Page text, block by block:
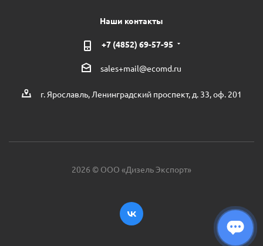
Наши контакты
+7 (4852) 69-57-95
sales+mail@ecomd.ru
г. Ярославль, Ленинградский проспект, д. 33, оф. 201
2026 © ООО «Дизель Экспорт»